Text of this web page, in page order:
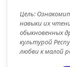
Цель:
навыки их
обыкновенных
культурой
любви к малой